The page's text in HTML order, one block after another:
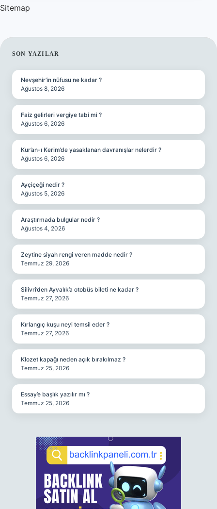
Sitemap
SIDEBAR
SON YAZILAR
Nevşehir’in nüfusu ne kadar ?
Ağustos 8, 2026
Faiz gelirleri vergiye tabi mi ?
Ağustos 6, 2026
Kur’an-ı Kerim’de yasaklanan davranışlar nelerdir ?
Ağustos 6, 2026
Ayçiçeği nedir ?
Ağustos 5, 2026
Araştırmada bulgular nedir ?
Ağustos 4, 2026
Zeytine siyah rengi veren madde nedir ?
Temmuz 29, 2026
Silivri’den Ayvalık’a otobüs bileti ne kadar ?
Temmuz 27, 2026
Kırlangıç kuşu neyi temsil eder ?
Temmuz 27, 2026
Klozet kapağı neden açık bırakılmaz ?
Temmuz 25, 2026
Essay’e başlık yazılır mı ?
Temmuz 25, 2026